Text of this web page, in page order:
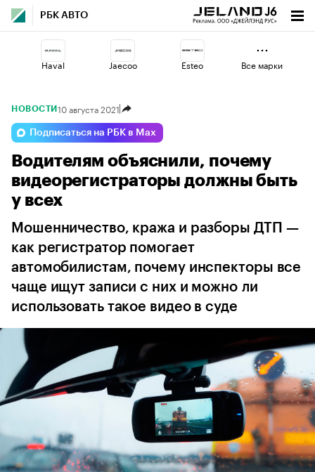
РБК АВТО
Haval Jaecoo Esteo
Volga Changan
Lada Geely Voyah
Все марки
НОВОСТИ 10 августа 2021
Подписаться на РБК в Max
Водителям объяснили, почему
видеорегистраторы должны быть
у всех
Мошенничество, кража и разборы ДТП —
как регистратор помогает
автомобилистам, почему инспекторы все
чаще ищут записи с них и можно ли
использовать такое видео в суде